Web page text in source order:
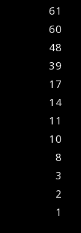
61
60
48
39
17
14
11
10
8
3
2
1